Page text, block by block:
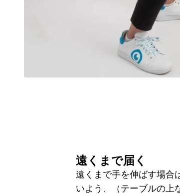
遠くまで届く
遠くまで手を伸ばす場合
いよう、（テーブルの上